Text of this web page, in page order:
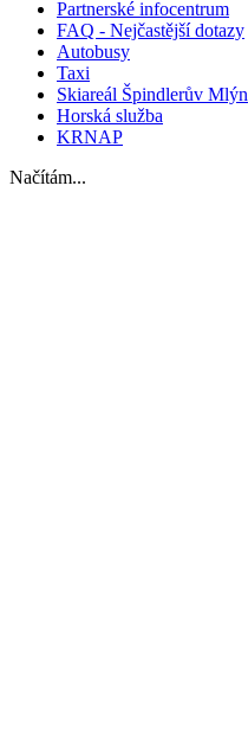
Partnerské infocentrum
FAQ - Nejčastější dotazy
Autobusy
Taxi
Skiareál Špindlerův Mlýn
Horská služba
KRNAP
Načítám...